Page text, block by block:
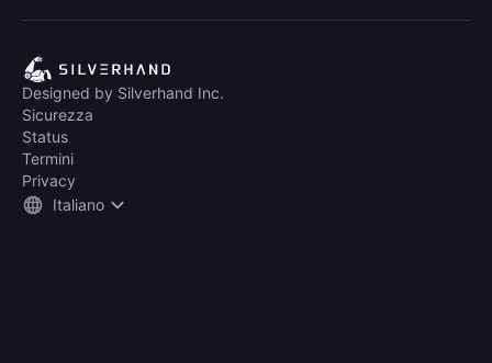
Designed by Silverhand Inc.
Sicurezza
Status
Termini
Privacy
Italiano